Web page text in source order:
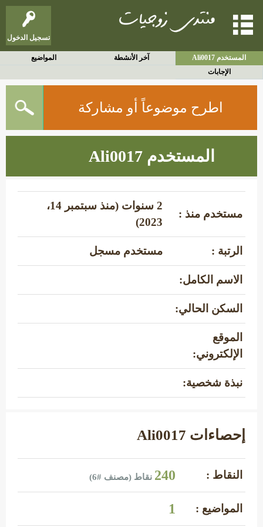
تسجيل الدخول
المستخدم Ali0017 آخر الأنشطة
المواضيع
الإجابات
اطرح موضوعاً أو مشاركة
المستخدم Ali0017
مستخدم منذ :
2 سنوات (منذ سبتمبر 14،
2023)
الرتبة : مستخدم مسجل
الاسم الكامل:
السكن الحالي:
الموقع
الإلكتروني:
نبذة شخصية:
إحصاءات Ali0017
النقاط : 240 نقاط (مصنف #6
)
المواضيع : 1